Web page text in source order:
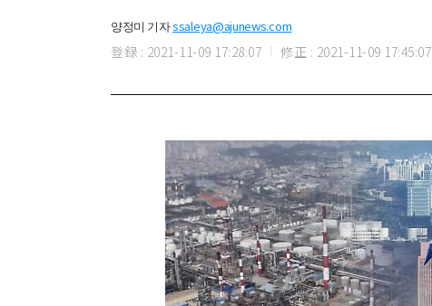
양정미 기자ssaleya@ajunews.com
登録 : 2021-11-09 17:28:07 修正 : 2021-11-09 17:45:07